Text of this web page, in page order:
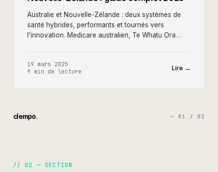
Australie et Nouvelle-Zélande : deux systèmes de
santé hybrides, performants et tournés vers
l'innovation. Medicare australien, Te Whatu Ora
19 mars 2025
9 min de lecture Lire →
clempo — 0 1 / 0 2
// 02 — SECTION